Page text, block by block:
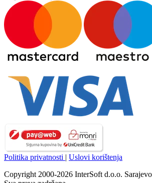
Politika privatnosti | Uslovi korištenja
Copyright 2000-2026 InterSoft d.o.o.